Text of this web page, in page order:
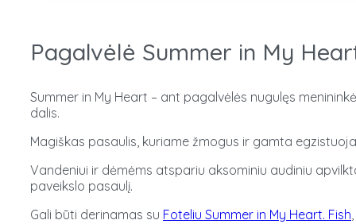
Pagalvėlė Summer in My
Summer in My Heart – ant pagalvėlės nugulęs
dalis.
Magiškas pasaulis, kuriame žmogus ir gamta
Vandeniui ir dėmėms atspariu aksominiu audiniu
paveikslo pasaulį.
Gali būti derinamas su Foteliu Summer in My Heart. Fish,